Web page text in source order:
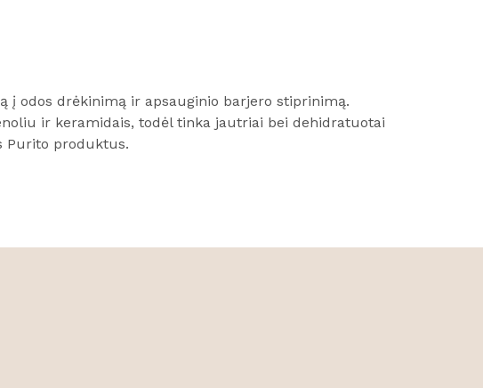
į odos drėkinimą ir apsauginio barjero stiprinimą.
ir keramidais, todėl tinka jautriai bei dehidratuotai
Purito produktus.